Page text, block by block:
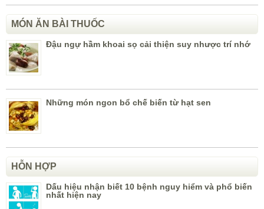
MÓN ĂN BÀI THUỐC
Đậu ngự hầm khoai sọ cải thiện suy nhược trí nhớ
Những món ngon bổ chế biến từ hạt sen
HỖN HỢP
Dấu hiệu nhận biết 10 bệnh nguy hiểm và phổ biến
nhất hiện nay